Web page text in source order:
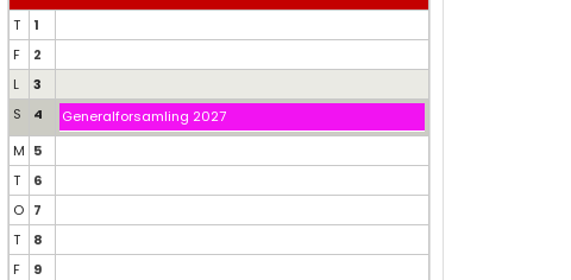
T
1
F
2
L
3
S
4
Generalforsamling 2027
M 5
T
6
O 7
T
8
F
9